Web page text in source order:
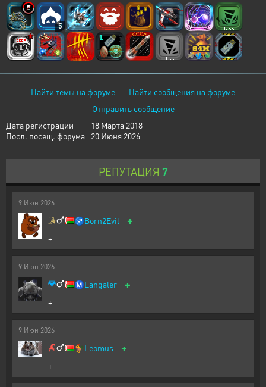
5
Найти темы на форуме
Найти сообщения на форуме
Отправить сообщение
Дата регистрации
18 Марта 2018
Посл. посещ. форума
20 Июня 2026
РЕПУТАЦИЯ 7
9 Июн 2026
♐Born2Evil +
+
9 Июн 2026
Ⓜ️Langaler +
+
9 Июн 2026
🐓Leomus +
+